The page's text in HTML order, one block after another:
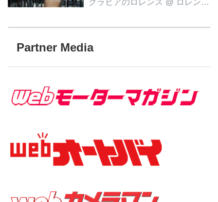
グラビアのロレンス @ ロレンス編集部
Partner Media